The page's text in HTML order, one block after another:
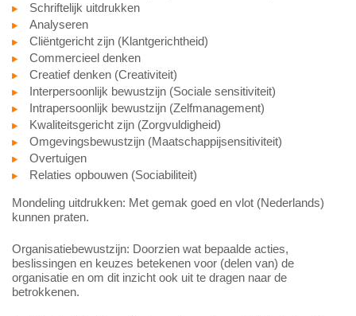
Schriftelijk uitdrukken
Analyseren
Cliëntgericht zijn (Klantgerichtheid)
Commercieel denken
Creatief denken (Creativiteit)
Interpersoonlijk bewustzijn (Sociale sensitiviteit)
Intrapersoonlijk bewustzijn (Zelfmanagement)
Kwaliteitsgericht zijn (Zorgvuldigheid)
Omgevingsbewustzijn (Maatschappijsensitiviteit)
Overtuigen
Relaties opbouwen (Sociabiliteit)
Mondeling uitdrukken: Met gemak goed en vlot (Nederlands)
kunnen praten.
Organisatiebewustzijn: Doorzien wat bepaalde acties,
beslissingen en keuzes betekenen voor (delen van) de
organisatie en om dit inzicht ook uit te dragen naar de
betrokkenen.